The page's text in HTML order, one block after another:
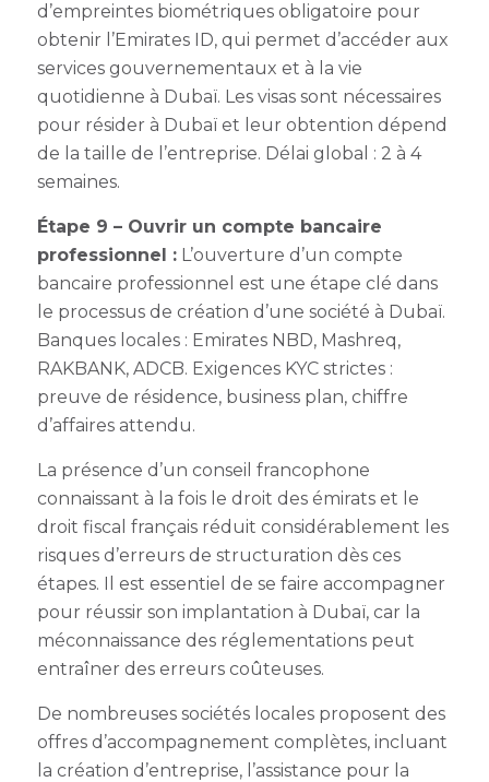
d’empreintes biométriques obligatoire pour
obtenir l’Emirates ID, qui permet d’accéder aux
services gouvernementaux et à la vie
quotidienne à Dubaï. Les visas sont nécessaires
pour résider à Dubaï et leur obtention dépend
de la taille de l’entreprise. Délai global : 2 à 4
semaines.
Étape 9 – Ouvrir un compte bancaire
professionnel :L’ouverture d’un compte
bancaire professionnel est une étape clé dans
le processus de création d’une société à Dubaï.
Banques locales : Emirates NBD, Mashreq,
RAKBANK, ADCB. Exigences KYC strictes :
preuve de résidence, business plan, chiffre
d’affaires attendu.
La présence d’un conseil francophone
connaissant à la fois le droit des émirats et le
droit fiscal français réduit considérablement les
risques d’erreurs de structuration dès ces
étapes. Il est essentiel de se faire accompagner
pour réussir son implantation à Dubaï, car la
méconnaissance des réglementations peut
entraîner des erreurs coûteuses.
De nombreuses sociétés locales proposent des
offres d’accompagnement complètes, incluant
la création d’entreprise, l’assistance pour la